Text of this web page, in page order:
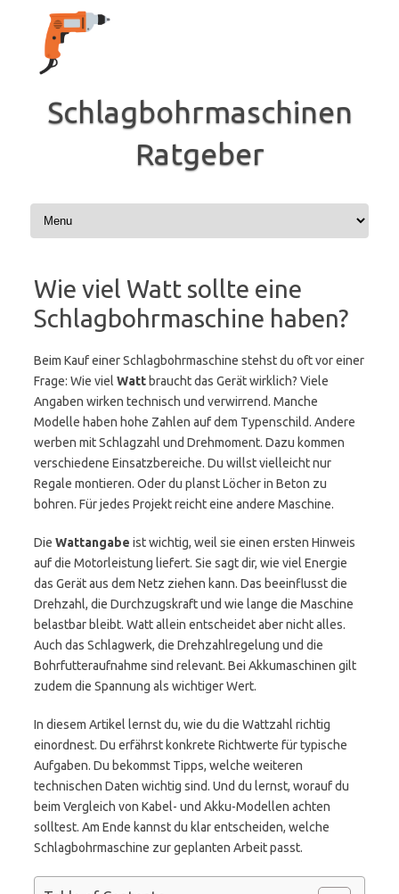
Inhalt
springen
Schlagbohrmaschinen
Ratgeber
Wie viel Watt sollte eine
Schlagbohrmaschine haben?
Beim Kauf einer Schlagbohrmaschine stehst du oft vor einer
Frage: Wie viel Watt braucht das Gerät wirklich? Viele
Angaben wirken technisch und verwirrend. Manche
Modelle haben hohe Zahlen auf dem Typenschild. Andere
werben mit Schlagzahl und Drehmoment. Dazu kommen
verschiedene Einsatzbereiche. Du willst vielleicht nur
Regale montieren. Oder du planst Löcher in Beton zu
bohren. Für jedes Projekt reicht eine andere Maschine.
Die Wattangabe ist wichtig, weil sie einen ersten Hinweis
auf die Motorleistung liefert. Sie sagt dir, wie viel Energie
das Gerät aus dem Netz ziehen kann. Das beeinflusst die
Drehzahl, die Durchzugskraft und wie lange die Maschine
belastbar bleibt. Watt allein entscheidet aber nicht alles.
Auch das Schlagwerk, die Drehzahlregelung und die
Bohrfutteraufnahme sind relevant. Bei Akkumaschinen gilt
zudem die Spannung als wichtiger Wert.
In diesem Artikel lernst du, wie du die Wattzahl richtig
einordnest. Du erfährst konkrete Richtwerte für typische
Aufgaben. Du bekommst Tipps, welche weiteren
technischen Daten wichtig sind. Und du lernst, worauf du
beim Vergleich von Kabel- und Akku-Modellen achten
solltest. Am Ende kannst du klar entscheiden, welche
Schlagbohrmaschine zur geplanten Arbeit passt.